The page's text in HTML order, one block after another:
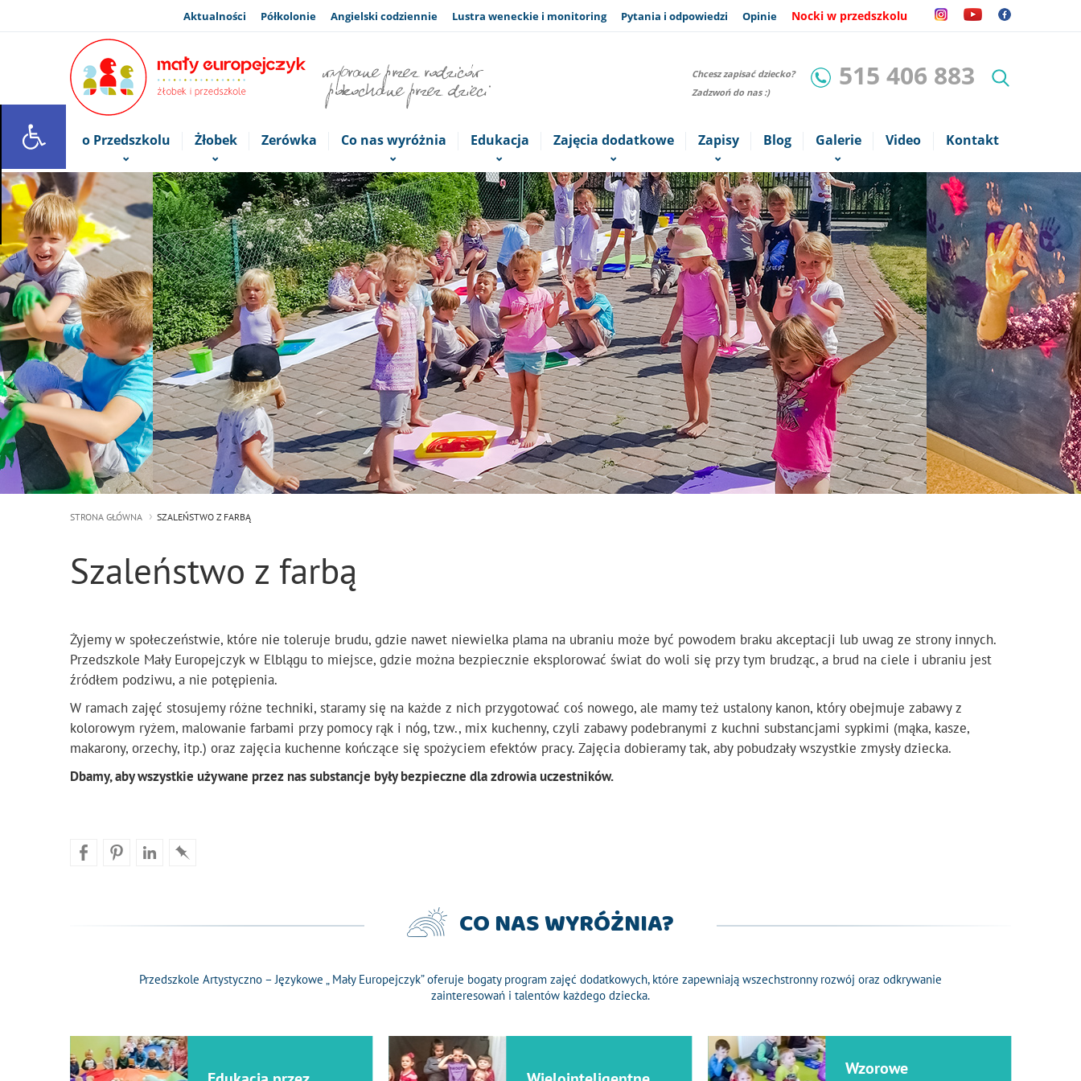
Aktualności Półkolonie Angielski codziennie Lustra weneckie i monitoring Pytania i odpowiedzi Opinie Nocki w przedszkolu
Chcesz zapisać dziecko?
Zadzwoń do nas :)
515 406 883
o Przedszkolu Żłobek Zerówka Co nas wyróżnia Edukacja Zajęcia dodatkowe Zapisy Blog Galerie Video Kontakt
STRONA GŁÓWNA SZALEŃSTWO Z FARBĄ
Szaleństwo z farbą
Żyjemy w społeczeństwie, które nie toleruje brudu, gdzie nawet niewielka plama na ubraniu może być powodem braku akceptacji lub uwag ze strony innych.
Przedszkole Mały Europejczyk w Elblągu to miejsce, gdzie można bezpiecznie eksplorować świat do woli się przy tym brudząc, a brud na ciele i ubraniu jest
źródłem podziwu, a nie potępienia.
W ramach zajęć stosujemy różne techniki, staramy się na każde z nich przygotować coś nowego, ale mamy też ustalony kanon, który obejmuje zabawy z
kolorowym ryżem, malowanie farbami przy pomocy rąk i nóg, tzw., mix kuchenny, czyli zabawy podebranymi z kuchni substancjami sypkimi (mąka, kasze,
makarony, orzechy, itp.) oraz zajęcia kuchenne kończące się spożyciem efektów pracy. Zajęcia dobieramy tak, aby pobudzały wszystkie zmysły dziecka.
Dbamy, aby wszystkie używane przez nas substancje były bezpieczne dla zdrowia uczestników.
CO NAS WYRÓŻNIA?
Przedszkole Artystyczno – Językowe „ Mały Europejczyk” oferuje bogaty program zajęć dodatkowych, które zapewniają wszechstronny rozwój oraz odkrywanie
zainteresowań i talentów każdego dziecka.
Wzorowe